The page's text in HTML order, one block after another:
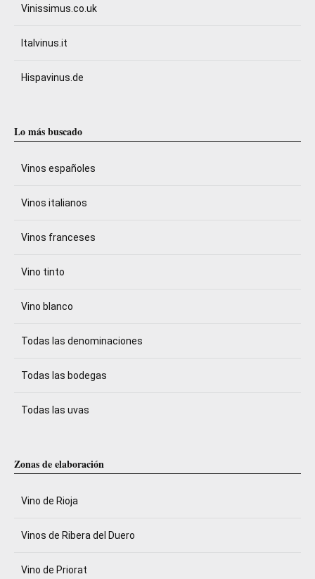
Vinissimus.co.uk
Italvinus.it
Hispavinus.de
Lo más buscado
Vinos españoles
Vinos italianos
Vinos franceses
Vino tinto
Vino blanco
Todas las denominaciones
Todas las bodegas
Todas las uvas
Zonas de elaboración
Vino de Rioja
Vinos de Ribera del Duero
Vino de Priorat